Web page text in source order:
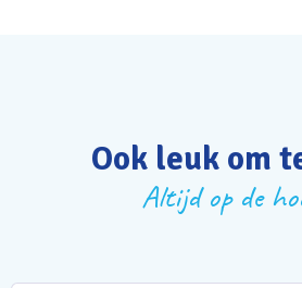
Ook leuk om
Altijd op de